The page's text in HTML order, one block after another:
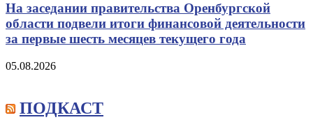
На заседании правительства Оренбургской
области подвели итоги финансовой деятельности
за первые шесть месяцев текущего года
05.08.2026
ПОДКАСТ